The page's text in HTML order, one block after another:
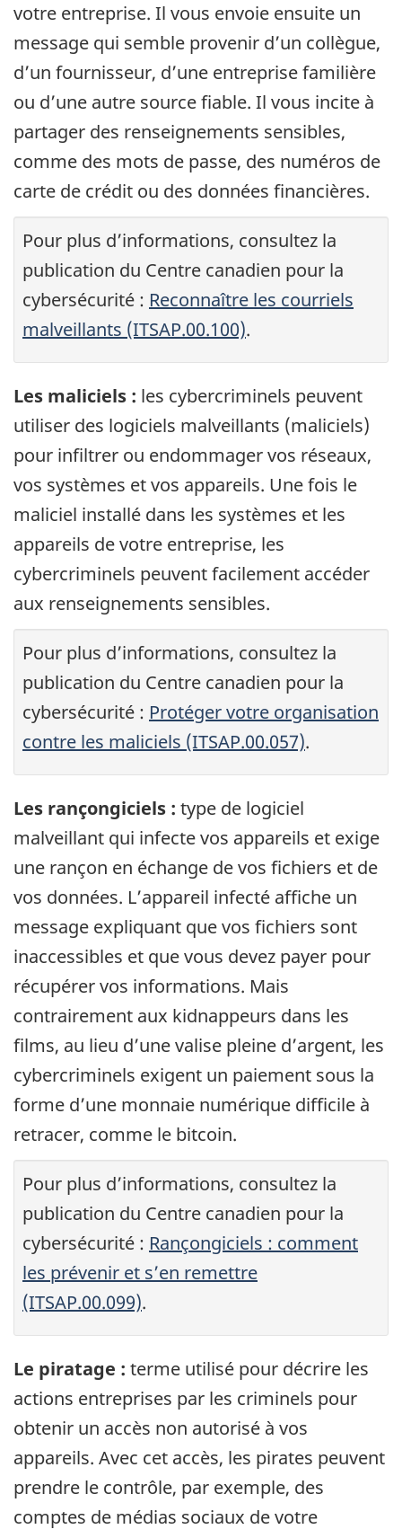
votre entreprise. Il vous envoie ensuite un
message qui semble provenir d’un collègue,
d’un fournisseur, d’une entreprise familière
ou d’une autre source fiable. Il vous incite à
partager des renseignements sensibles,
comme des mots de passe, des numéros de
carte de crédit ou des données financières.
Pour plus d’informations, consultez la
publication du Centre canadien pour la
cybersécurité : Reconnaître les courriels
malveillants (ITSAP.00.100).
Les maliciels : les cybercriminels peuvent
utiliser des logiciels malveillants (maliciels)
pour infiltrer ou endommager vos réseaux,
vos systèmes et vos appareils. Une fois le
maliciel installé dans les systèmes et les
appareils de votre entreprise, les
cybercriminels peuvent facilement accéder
aux renseignements sensibles.
Pour plus d’informations, consultez la
publication du Centre canadien pour la
cybersécurité : Protéger votre organisation
contre les maliciels (ITSAP.00.057).
Les rançongiciels : type de logiciel
malveillant qui infecte vos appareils et exige
une rançon en échange de vos fichiers et de
vos données. L’appareil infecté affiche un
message expliquant que vos fichiers sont
inaccessibles et que vous devez payer pour
récupérer vos informations. Mais
contrairement aux kidnappeurs dans les
films, au lieu d’une valise pleine d’argent, les
cybercriminels exigent un paiement sous la
forme d’une monnaie numérique difficile à
retracer, comme le bitcoin.
Pour plus d’informations, consultez la
publication du Centre canadien pour la
cybersécurité : Rançongiciels : comment
les prévenir et s’en remettre
(ITSAP.00.099).
Le piratage : terme utilisé pour décrire les
actions entreprises par les criminels pour
obtenir un accès non autorisé à vos
appareils. Avec cet accès, les pirates peuvent
prendre le contrôle, par exemple, des
comptes de médias sociaux de votre